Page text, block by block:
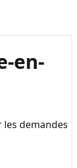
en-
demandes